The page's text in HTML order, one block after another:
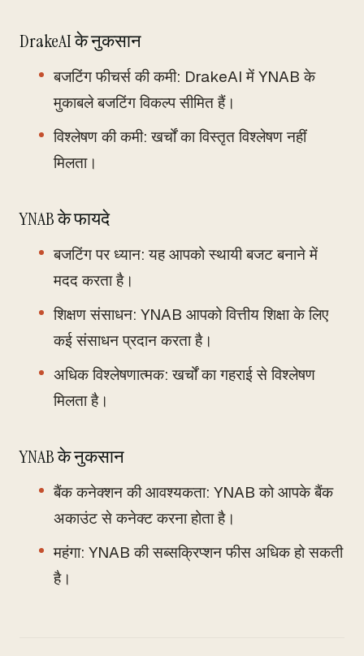
DrakeAI के नुकसान
बजटिंग फीचर्स की कमी: DrakeAI में YNAB के
मुकाबले बजटिंग विकल्प सीमित हैं।
विश्लेषण की कमी: खर्चों का विस्तृत विश्लेषण नहीं
मिलता।
YNAB के फायदे
बजटिंग पर ध्यान: यह आपको स्थायी बजट बनाने में
मदद करता है।
शिक्षण संसाधन: YNAB आपको वित्तीय शिक्षा के लिए
कई संसाधन प्रदान करता है।
अधिक विश्लेषणात्मक: खर्चों का गहराई से विश्लेषण
मिलता है।
YNAB के नुकसान
बैंक कनेक्शन की आवश्यकता: YNAB को आपके बैंक
अकाउंट से कनेक्ट करना होता है।
महंगा: YNAB की सब्सक्रिप्शन फीस अधिक हो सकती
है।